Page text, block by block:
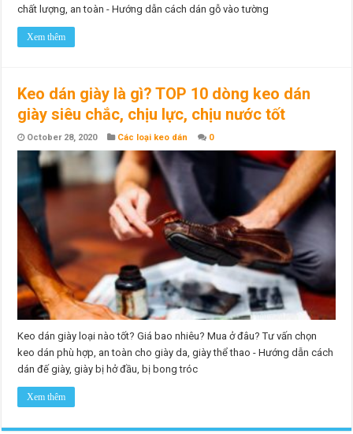
chất lượng, an toàn - Hướng dẫn cách dán gỗ vào tường
Xem thêm
Keo dán giày là gì? TOP 10 dòng keo dán
giày siêu chắc, chịu lực, chịu nước tốt
October 28, 2020 Các loại keo dán 0
Keo dán giày loại nào tốt? Giá bao nhiêu? Mua ở đâu? Tư vấn chọn
keo dán phù hợp, an toàn cho giày da, giày thể thao - Hướng dẫn cách
dán đế giày, giày bị hở đầu, bị bong tróc
Xem thêm